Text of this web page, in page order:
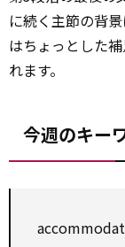
に続く主節の背
はちょっとした
れます。
今週のキー